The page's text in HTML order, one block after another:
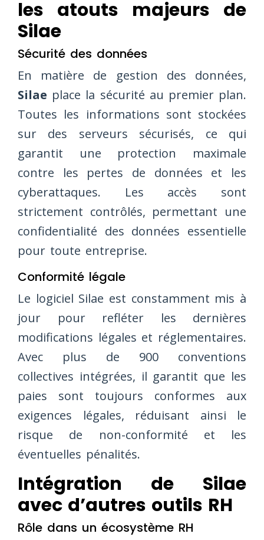
les atouts majeurs de
Silae
Sécurité des données
En matière de gestion des données,
Silae place la sécurité au premier plan.
Toutes les informations sont stockées
sur des serveurs sécurisés, ce qui
garantit une protection maximale
contre les pertes de données et les
cyberattaques. Les accès sont
strictement contrôlés, permettant une
confidentialité des données essentielle
pour toute entreprise.
Conformité légale
Le logiciel Silae est constamment mis à
jour pour refléter les dernières
modifications légales et réglementaires.
Avec plus de 900 conventions
collectives intégrées, il garantit que les
paies sont toujours conformes aux
exigences légales, réduisant ainsi le
risque de non-conformité et les
éventuelles pénalités.
Intégration de Silae
avec d’autres outils RH
Rôle dans un écosystème RH